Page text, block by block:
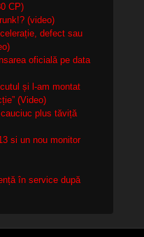
CP)
(video)
defect sau
oficială pe data
și l-am montat
(Video)
plus tăviță
si un nou monitor
în service după